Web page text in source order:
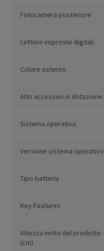
Fotocamera posteriore
Lettore impronte digitali
Colore esterno
Altri accessori in dotazione
Sistema operativo
Versione sistema operativo
Tipo batteria
Key Features
Altezza netta del prodotto
(cm)